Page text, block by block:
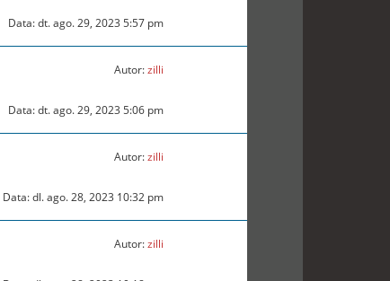
Data: dt. ago. 29, 2023 5:57 pm
Autor:zilli
Data: dt. ago. 29, 2023 5:06 pm
Autor:zilli
Data: dl. ago. 28, 2023 10:32 pm
Autor:zilli